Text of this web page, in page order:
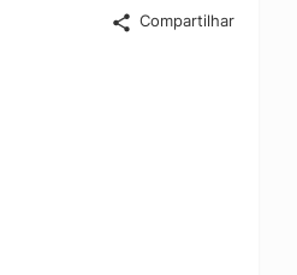
Compartilhar